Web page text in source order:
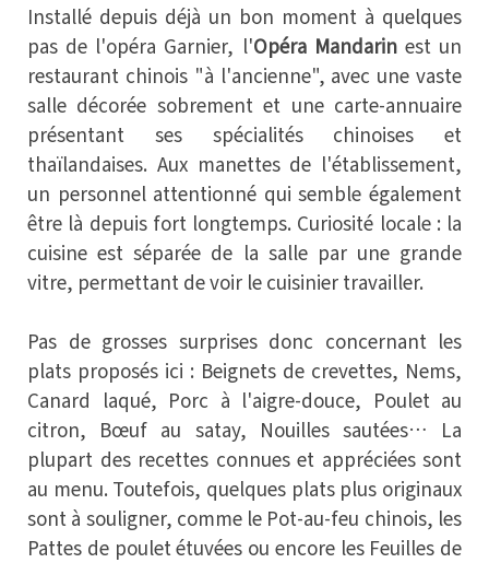
Installé depuis déjà un bon moment à quelques
pas de l'opéra Garnier, l'Opéra Mandarinest un
restaurant chinois "à l'ancienne", avec une vaste
salle décorée sobrement et une carte-annuaire
présentant ses spécialités chinoises et
thaïlandaises. Aux manettes de l'établissement,
un personnel attentionné qui semble également
être là depuis fort longtemps. Curiosité locale : la
cuisine est séparée de la salle par une grande
vitre, permettant de voir le cuisinier travailler.
Pas de grosses surprises donc concernant les
plats proposés ici : Beignets de crevettes, Nems,
Canard laqué, Porc à l'aigre-douce, Poulet au
citron, Bœuf au satay, Nouilles sautées… La
plupart des recettes connues et appréciées sont
au menu. Toutefois, quelques plats plus originaux
sont à souligner, comme le Pot-au-feu chinois, les
Pattes de poulet étuvées ou encore les Feuilles de